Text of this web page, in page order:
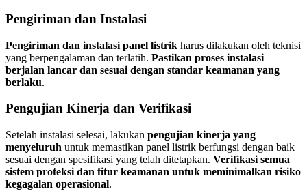
Pengiriman dan Instalasi
Pengiriman dan instalasi panel listrik harus dilakukan oleh teknisi
yang berpengalaman dan terlatih. Pastikan proses instalasi
berjalan lancar dan sesuai dengan standar keamanan yang
berlaku.
Pengujian Kinerja dan Verifikasi
Setelah instalasi selesai, lakukan pengujian kinerja yang
menyeluruh untuk memastikan panel listrik berfungsi dengan baik
sesuai dengan spesifikasi yang telah ditetapkan. Verifikasi semua
sistem proteksi dan fitur keamanan untuk meminimalkan risiko
kegagalan operasional.